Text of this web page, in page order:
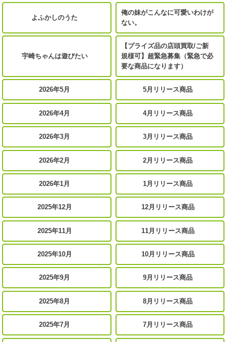
よふかしのうた
俺の妹がこんなに可愛いわけが
ない。
宇崎ちゃんは遊びたい
【プライズ品の店頭買取/ご新
規様可】超緊急募集（緊急で必
要な商品になります）
2026年5月 5月リリース商品
2026年4月 4月リリース商品
2026年3月 3月リリース商品
2026年2月 2月リリース商品
2026年1月 1月リリース商品
2025年12月 12月リリース商品
2025年11月 11月リリース商品
2025年10月 10月リリース商品
2025年9月 9月リリース商品
2025年8月 8月リリース商品
2025年7月 7月リリース商品